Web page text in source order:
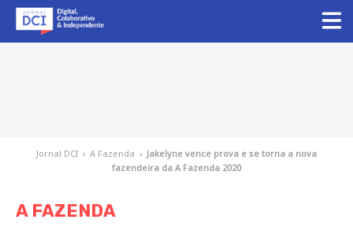
Jornal DCI › A Fazenda › Jakelyne vence prova e se torna a nova
fazendeira da A Fazenda 2020
A FAZENDA